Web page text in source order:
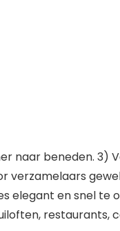
naar beneden. 3)
verzamelaars
elegant en snel te
restaurants,